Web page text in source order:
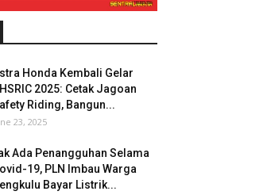
Honda Kembali Gelar
2025: Cetak Jagoan
Riding, Bangun...
23, 2025
Ada Penangguhan Selama
19, PLN Imbau Warga
Bayar Listrik...